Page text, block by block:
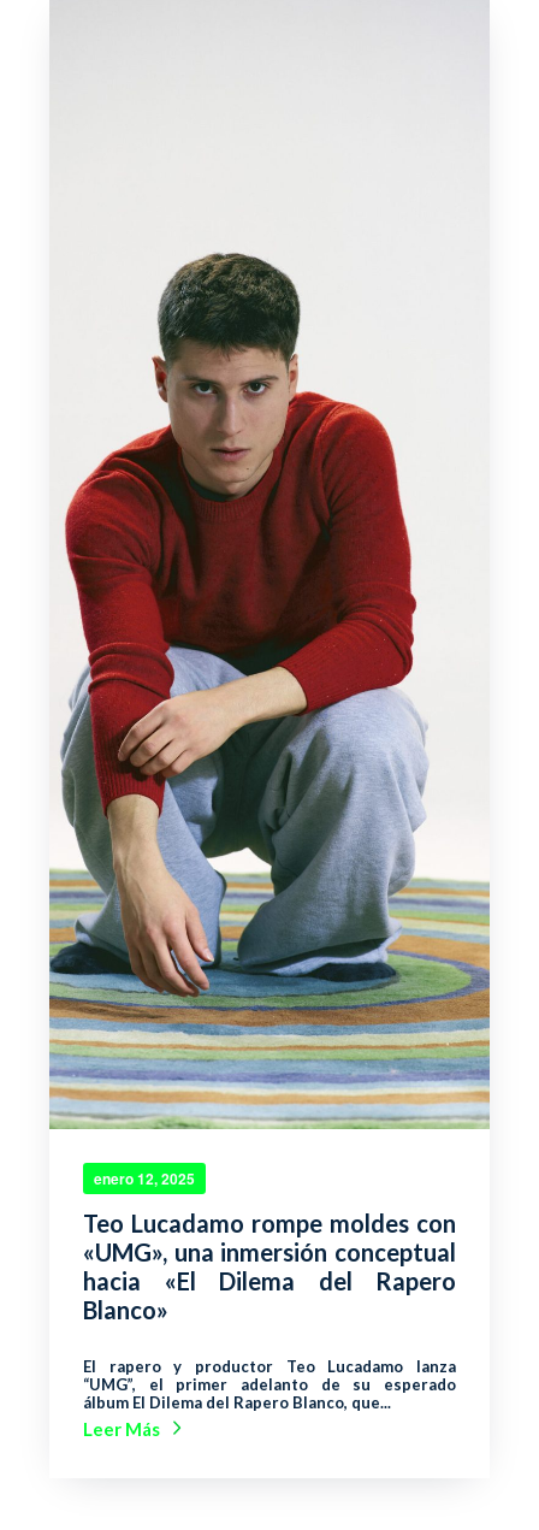
enero 12, 2025
Teo Lucadamo rompe moldes con
«UMG», una inmersión conceptual
hacia «El Dilema del Rapero
Blanco»
El rapero y productor Teo Lucadamo lanza
“UMG”, el primer adelanto de su esperado
álbum El Dilema del Rapero Blanco, que...
Leer Más